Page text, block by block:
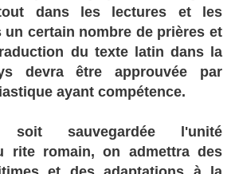
dans les lectures et les
un certain nombre de prières et
du texte latin dans la
devra être approuvée par
ayant compétence.
sauvegardée l'unité
rite romain, on admettra des